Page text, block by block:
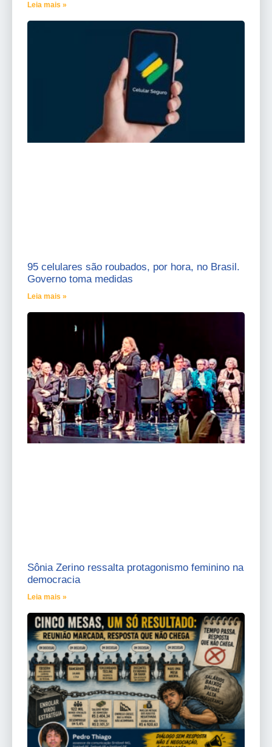
Leia mais »
95 celulares são roubados, por hora, no Brasil.
Governo toma medidas
Leia mais »
Sônia Zerino ressalta protagonismo feminino na
democracia
Leia mais »